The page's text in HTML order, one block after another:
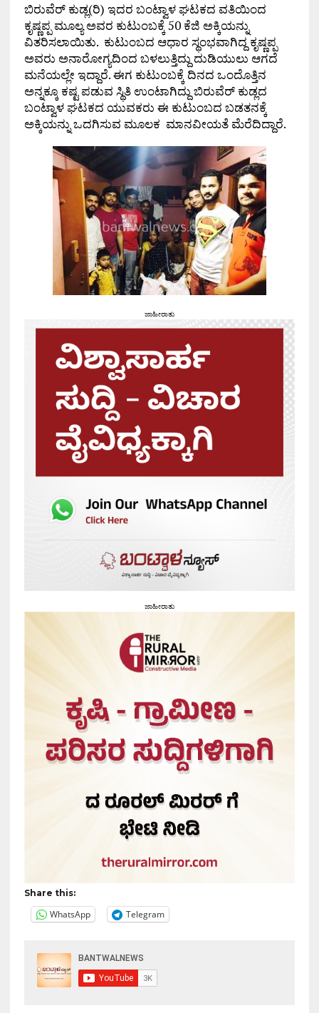
ಬಿರುವೆರ್ ‌ಕುಡ್ಲ(ರಿ) ಇದರ‌ ಬಂಟ್ವಾಳ ಘಟಕದ ವತಿಯಿಂದ ‌‌
ಕೃಷ್ಣಪ್ಪ ಮೂಲ್ಯ ಅವರ ಕುಟುಂಬಕ್ಕೆ 50 ಕೆಜಿ ಅಕ್ಕಿಯನ್ನು
ವಿತರಿಸಲಾಯಿತು. ಕುಟುಂಬದ ಆಧಾರ‌ ಸ್ಥಂಭವಾಗಿದ್ದ ಕೃಷ್ಣಪ್ಪ
ಅವರು ಅನಾರೋಗ್ಯದಿಂದ ಬಳಲುತ್ತಿದ್ದು ದುಡಿಯುಲು ಆಗದೆ
ಮನೆಯಲ್ಲೇ ಇದ್ದಾರೆ. ಈಗ‌ ಕುಟುಂಬಕ್ಕೆ ದಿನದ ಒಂದೊತ್ತಿನ
ಅನ್ನಕ್ಕೂ ಕಷ್ಟ ಪಡುವ ಸ್ಥಿತಿ ಉಂಟಾಗಿದ್ದು ಬಿರುವೆರ್‌ ಕುಡ್ಲದ
ಬಂಟ್ವಾಳ ಘಟಕದ ಯುವಕರು ಈ ಕುಟುಂಬದ ಬಡತನಕ್ಕೆ
ಅಕ್ಕಿಯನ್ನು ಒದಗಿಸುವ ಮೂಲಕ ಮಾನವೀಯತೆ ಮೆರೆದಿದ್ದಾರೆ.
ಜಾಹೀರಾತು
ಜಾಹೀರಾತು
Share this:
WhatsApp Telegram